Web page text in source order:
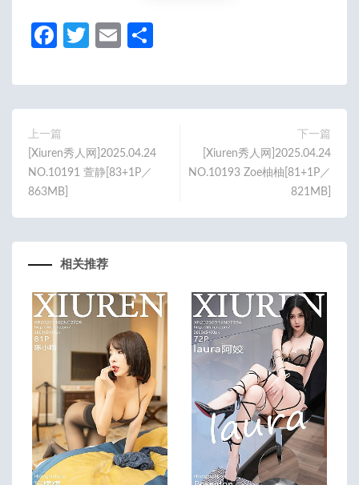
Fa
b
o
o
k
T
itt
er
E
ail
上一篇
[Xiuren秀人网]2025.04.24
NO.10191 萱静[83+1P／
863MB]
下一篇
[Xiuren秀人网]2025.04.24
NO.10193 Zoe柚柚[81+1P／
821MB]
相关推荐